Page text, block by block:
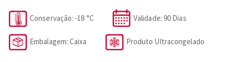
Conservação: -18 °C Validade: 90 Dias
Embalagem: Caixa Produto Ultracongelado